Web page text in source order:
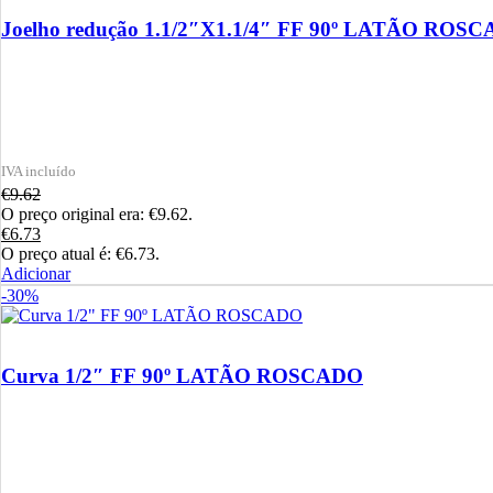
Joelho redução 1.1/2″X1.1/4″ FF 90º LATÃO
€9.62
O preço original era: €9.62.
€6.73
O preço atual é: €6.73.
Adicionar
-30%
Curva 1/2″ FF 90º LATÃO ROSCADO